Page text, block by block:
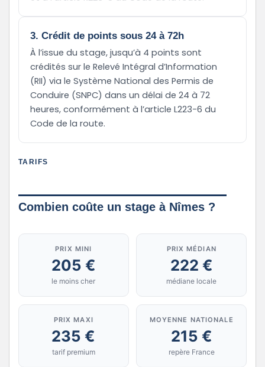
3. Crédit de points sous 24 à 72h
À l’issue du stage, jusqu’à 4 points sont
crédités sur le Relevé Intégral d’Information
(RII) via le Système National des Permis de
Conduire (SNPC) dans un délai de 24 à 72
heures, conformément à l’article L223-6 du
Code de la route.
TARIFS
Combien coûte un stage à Nîmes ?
PRIX MINI
205 €
le moins cher
PRIX MÉDIAN
222 €
médiane locale
PRIX MAXI
235 €
tarif premium
MOYENNE NATIONALE
215 €
repère France